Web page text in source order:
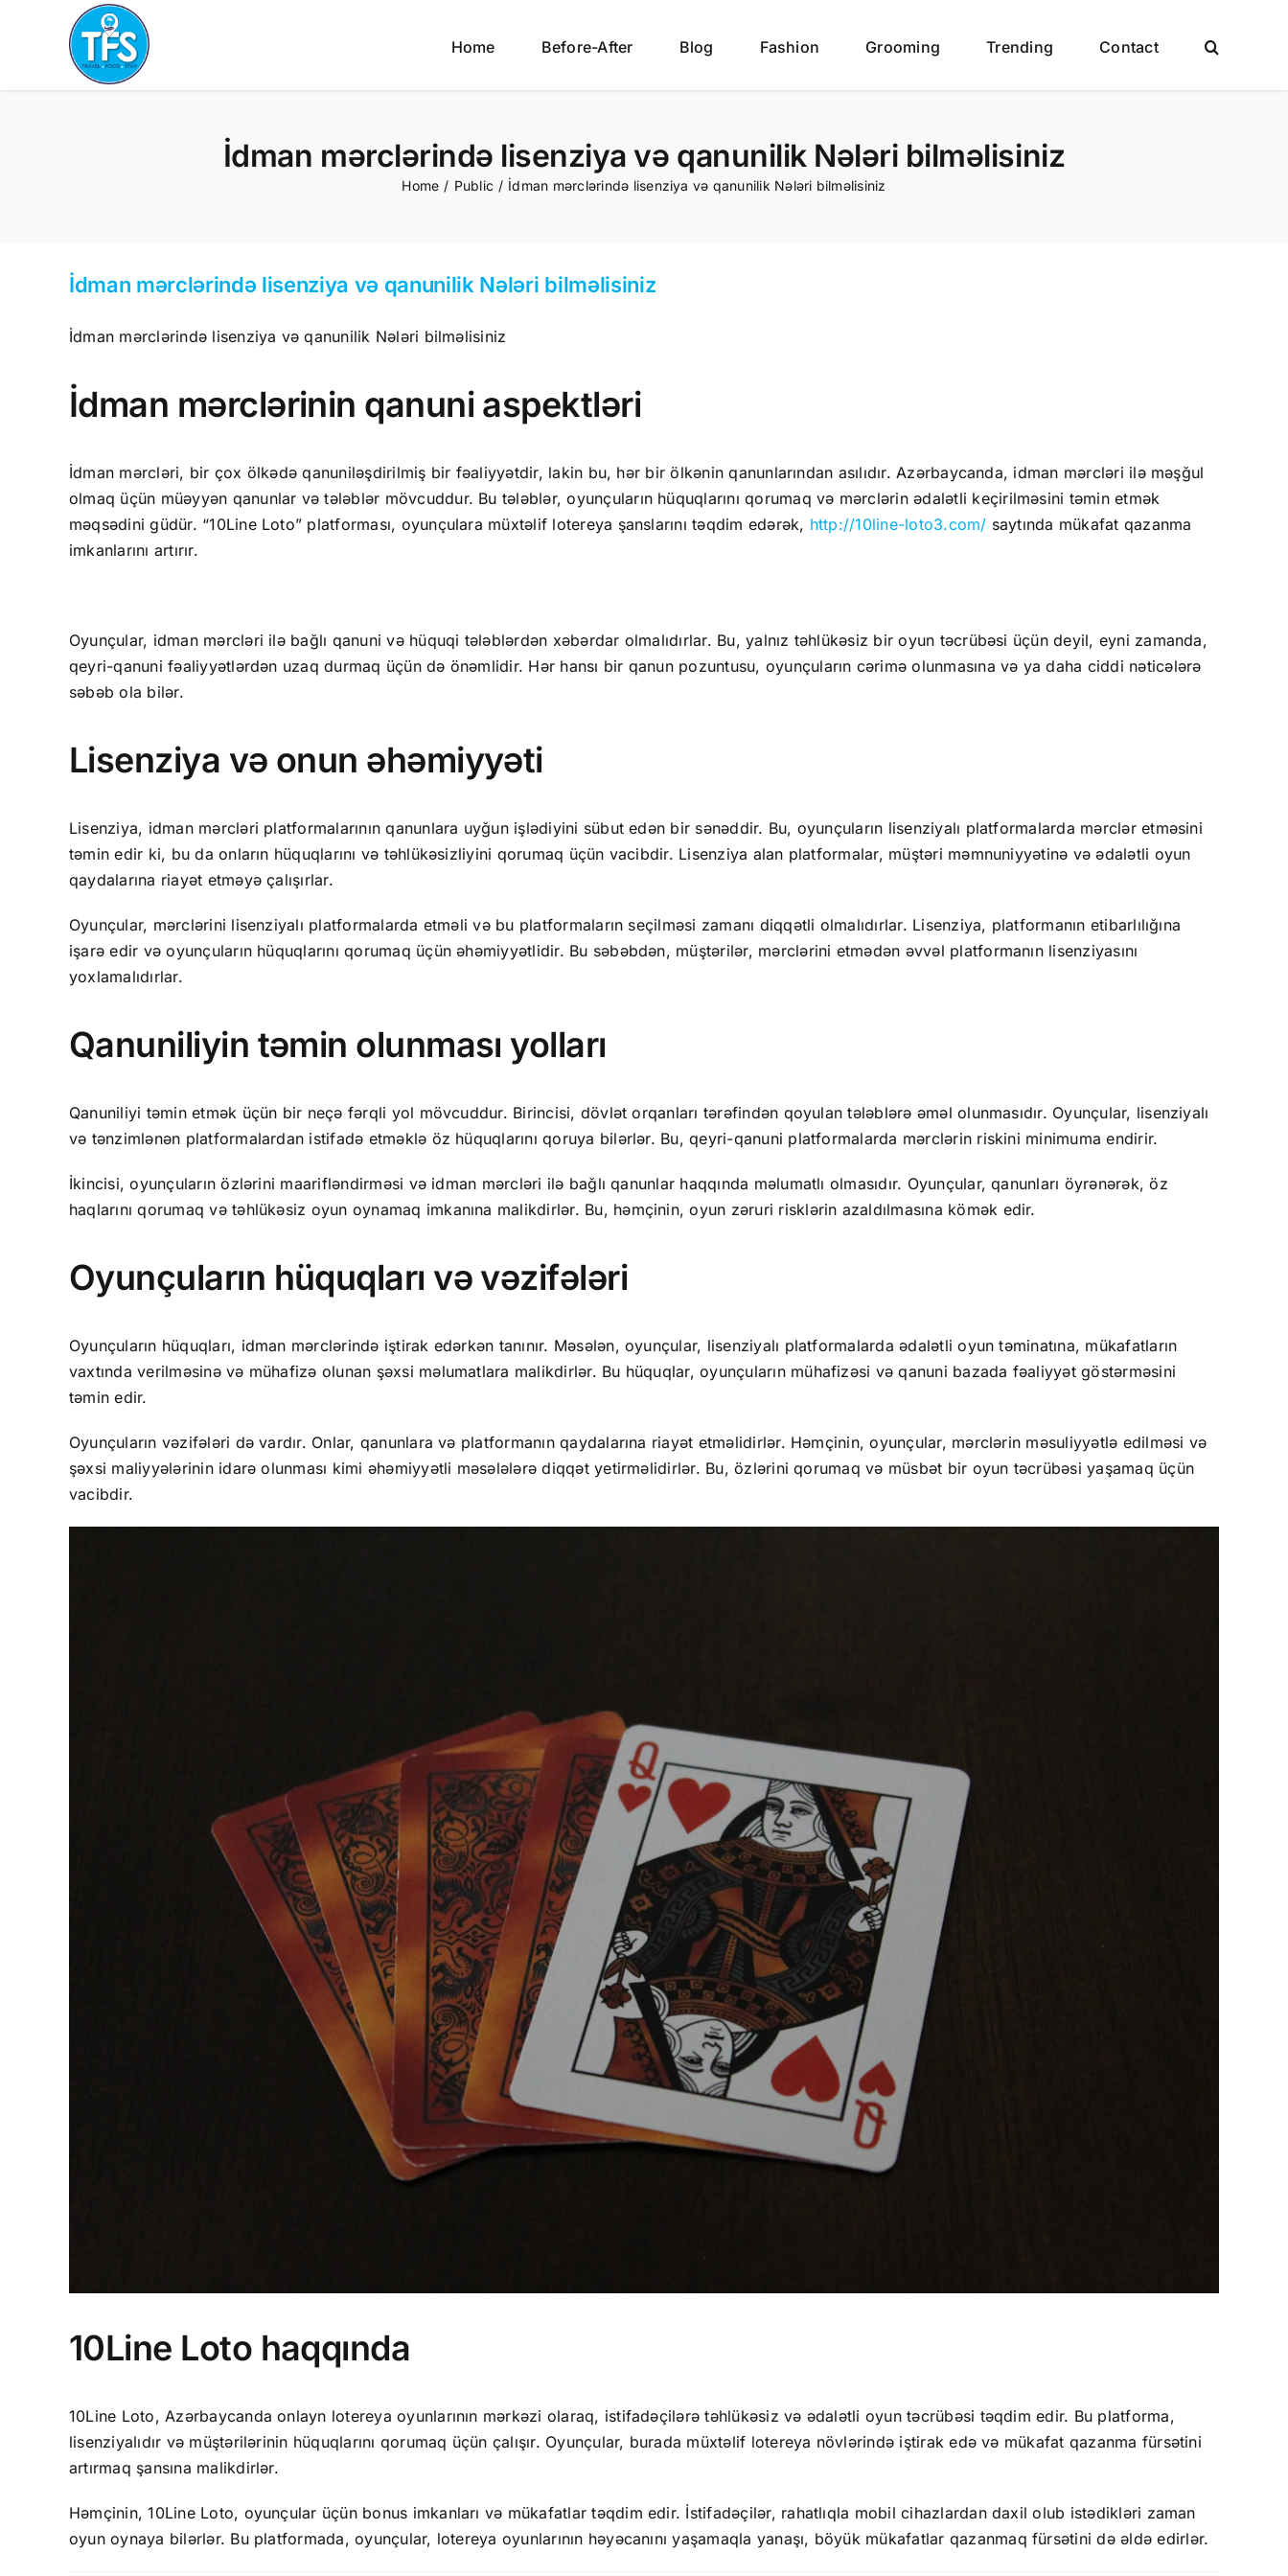
Home Before-After Blog Fashion Grooming Trending Contact
İdman mərclərində lisenziya və qanunilik Nələri bilməlisiniz
Home / Public / İdman mərclərində lisenziya və qanunilik Nələri bilməlisiniz
İdman mərclərində lisenziya və qanunilik Nələri bilməlisiniz
İdman mərclərində lisenziya və qanunilik Nələri bilməlisiniz
İdman mərclərinin qanuni aspektləri
İdman mərcləri, bir çox ölkədə qanuniləşdirilmiş bir fəaliyyətdir, lakin bu, hər bir ölkənin qanunlarından asılıdır. Azərbaycanda, idman mərcləri ilə məşğul
olmaq üçün müəyyən qanunlar və tələblər mövcuddur. Bu tələblər, oyunçuların hüquqlarını qorumaq və mərclərin ədalətli keçirilməsini təmin etmək
məqsədini güdür. “10Line Loto” platforması, oyunçulara müxtəlif lotereya şanslarını təqdim edərək, http://10line-loto3.com/ saytında mükafat qazanma
imkanlarını artırır.
Oyunçular, idman mərcləri ilə bağlı qanuni və hüquqi tələblərdən xəbərdar olmalıdırlar. Bu, yalnız təhlükəsiz bir oyun təcrübəsi üçün deyil, eyni zamanda,
qeyri-qanuni fəaliyyətlərdən uzaq durmaq üçün də önəmlidir. Hər hansı bir qanun pozuntusu, oyunçuların cərimə olunmasına və ya daha ciddi nəticələrə
səbəb ola bilər.
Lisenziya və onun əhəmiyyəti
Lisenziya, idman mərcləri platformalarının qanunlara uyğun işlədiyini sübut edən bir sənəddir. Bu, oyunçuların lisenziyalı platformalarda mərclər etməsini
təmin edir ki, bu da onların hüquqlarını və təhlükəsizliyini qorumaq üçün vacibdir. Lisenziya alan platformalar, müştəri məmnuniyyətinə və ədalətli oyun
qaydalarına riayət etməyə çalışırlar.
Oyunçular, mərclərini lisenziyalı platformalarda etməli və bu platformaların seçilməsi zamanı diqqətli olmalıdırlar. Lisenziya, platformanın etibarlılığına
işarə edir və oyunçuların hüquqlarını qorumaq üçün əhəmiyyətlidir. Bu səbəbdən, müştərilər, mərclərini etmədən əvvəl platformanın lisenziyasını
yoxlamalıdırlar.
Qanuniliyin təmin olunması yolları
Qanuniliyi təmin etmək üçün bir neçə fərqli yol mövcuddur. Birincisi, dövlət orqanları tərəfindən qoyulan tələblərə əməl olunmasıdır. Oyunçular, lisenziyalı
və tənzimlənən platformalardan istifadə etməklə öz hüquqlarını qoruya bilərlər. Bu, qeyri-qanuni platformalarda mərclərin riskini minimuma endirir.
İkincisi, oyunçuların özlərini maarifləndirməsi və idman mərcləri ilə bağlı qanunlar haqqında məlumatlı olmasıdır. Oyunçular, qanunları öyrənərək, öz
haqlarını qorumaq və təhlükəsiz oyun oynamaq imkanına malikdirlər. Bu, həmçinin, oyun zəruri risklərin azaldılmasına kömək edir.
Oyunçuların hüquqları və vəzifələri
Oyunçuların hüquqları, idman mərclərində iştirak edərkən tanınır. Məsələn, oyunçular, lisenziyalı platformalarda ədalətli oyun təminatına, mükafatların
vaxtında verilməsinə və mühafizə olunan şəxsi məlumatlara malikdirlər. Bu hüquqlar, oyunçuların mühafizəsi və qanuni bazada fəaliyyət göstərməsini
təmin edir.
Oyunçuların vəzifələri də vardır. Onlar, qanunlara və platformanın qaydalarına riayət etməlidirlər. Həmçinin, oyunçular, mərclərin məsuliyyətlə edilməsi və
şəxsi maliyyələrinin idarə olunması kimi əhəmiyyətli məsələlərə diqqət yetirməlidirlər. Bu, özlərini qorumaq və müsbət bir oyun təcrübəsi yaşamaq üçün
vacibdir.
10Line Loto haqqında
10Line Loto, Azərbaycanda onlayn lotereya oyunlarının mərkəzi olaraq, istifadəçilərə təhlükəsiz və ədalətli oyun təcrübəsi təqdim edir. Bu platforma,
lisenziyalıdır və müştərilərinin hüquqlarını qorumaq üçün çalışır. Oyunçular, burada müxtəlif lotereya növlərində iştirak edə və mükafat qazanma fürsətini
artırmaq şansına malikdirlər.
Həmçinin, 10Line Loto, oyunçular üçün bonus imkanları və mükafatlar təqdim edir. İstifadəçilər, rahatlıqla mobil cihazlardan daxil olub istədikləri zaman
oyun oynaya bilərlər. Bu platformada, oyunçular, lotereya oyunlarının həyəcanını yaşamaqla yanaşı, böyük mükafatlar qazanmaq fürsətini də əldə edirlər.